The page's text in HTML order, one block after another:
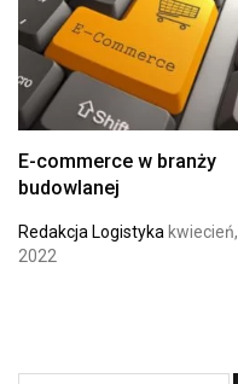
E-commerce w branży
budowlanej
Redakcja Logistyka kwiecień,
2022